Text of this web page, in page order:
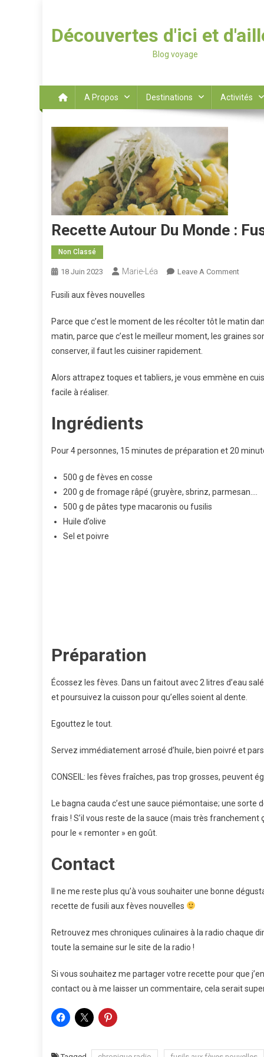
Découvertes d'ici et
Blog voyage
A Propos Destinations Activités
Recette Autour Du Monde :
Non Classé
18 Juin 2023 Marie-Léa Leave A CommentOn
Monde
:
Fusili aux fèves nouvelles
Parce que c’est le moment de les récolter tôt le matin
matin, parce que c’est le meilleur moment, les graines
conserver, il faut les cuisiner rapidement.
Alors attrapez toques et tabliers, je vous emmène en
facile à réaliser.
Ingrédients
Pour 4 personnes, 15 minutes de préparation et 20
500 g de fèves en cosse
200 g de fromage râpé (gruyère, sbrinz, parmesan….
500 g de pâtes type macaronis ou fusilis
Huile d’olive
Sel et poivre
Préparation
Écossez les fèves. Dans un faitout avec 2 litres d’eau
et poursuivez la cuisson pour qu’elles soient al dente.
Egouttez le tout.
Servez immédiatement arrosé d’huile, bien poivré et
CONSEIL: les fèves fraîches, pas trop grosses, peuvent
Le bagna cauda c’est une sauce piémontaise; une
frais ! S’il vous reste de la sauce (mais très
pour le « remonter » en goût.
Contact
Il ne me reste plus qu’à vous souhaiter une bonne
recette de fusili aux fèves nouvelles
Retrouvez mes chroniques culinaires à la radio chaque
toute la semaine sur le site de la radio !
Si vous souhaitez me partager votre recette pour que
contact ou à me laisser un commentaire, cela serait